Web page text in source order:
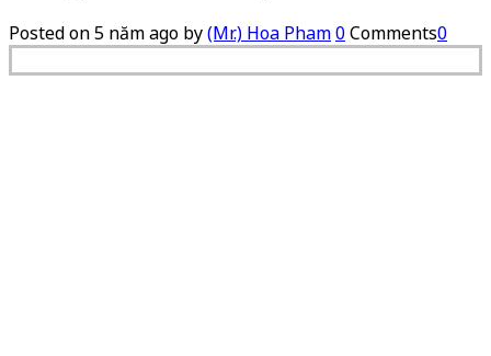
Posted on5 năm ago by(Mr.) Hoa Pham0Comments0